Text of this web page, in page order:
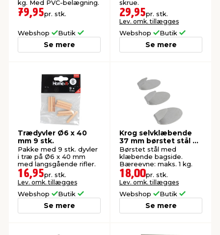
kg. Med PVC-belægning.
79,95pr. stk.
Webshop Butik
Se mere
skrue.
29,95pr. stk.
Lev. omk. tillægges
Webshop Butik
Se mere
Trædyvler Ø6 x 40
mm 9 stk.
Pakke med 9 stk. dyvler
i træ på Ø6 x 40 mm
med langsgående rifler.
16,95pr. stk.
Lev. omk. tillægges
Webshop Butik
Se mere
Krog selvklæbende
37 mm børstet stål 3
stk.
Børstet stål med
klæbende bagside.
Bæreevne: maks. 1 kg.
18,00pr. stk.
Lev. omk. tillægges
Webshop Butik
Se mere